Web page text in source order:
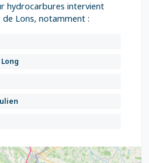
hydrocarbures intervient
Lons, notamment :